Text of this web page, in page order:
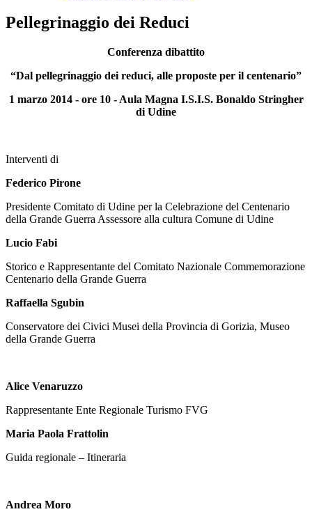
Pellegrinaggio dei Reduci
Conferenza dibattito
“Dal pellegrinaggio dei reduci, alle proposte per il centenario”
1 marzo 2014 - ore 10 - Aula Magna I.S.I.S. Bonaldo Stringher
di Udine
Interventi di
Federico Pirone
Presidente Comitato di Udine per la Celebrazione del Centenario
della Grande Guerra Assessore alla cultura Comune di Udine
Lucio Fabi
Storico e Rappresentante del Comitato Nazionale Commemorazione
Centenario della Grande Guerra
Raffaella Sgubin
Conservatore dei Civici Musei della Provincia di Gorizia, Museo
della Grande Guerra
Alice Venaruzzo
Rappresentante Ente Regionale Turismo FVG
Maria Paola Frattolin
Guida regionale – Itineraria
Andrea Moro